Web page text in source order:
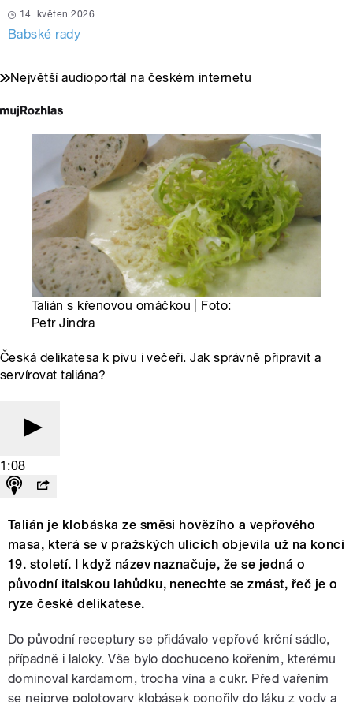
14. květen 2026
Babské rady
Největší audioportál na českém internetu
Talián s křenovou omáčkou | Foto:
Petr Jindra
Česká delikatesa k pivu i večeři. Jak správně připravit a
servírovat taliána?
1:08
Talián je klobáska ze směsi hovězího a vepřového
masa, která se v pražských ulicích objevila už na konci
19. století. I když název naznačuje, že se jedná o
původní italskou lahůdku, nenechte se zmást, řeč je o
ryze české delikatese.
Do původní receptury se přidávalo vepřové krční sádlo,
případně i laloky. Vše bylo dochuceno kořením, kterému
dominoval kardamom, trocha vína a cukr. Před vařením
se nejprve polotovary klobásek ponořily do láku z vody a